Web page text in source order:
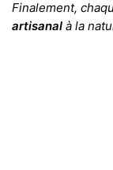
Finalement,
artisanal à la